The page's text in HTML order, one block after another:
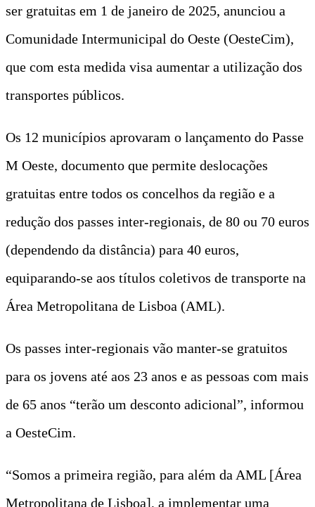
ser gratuitas em 1 de janeiro de 2025, anunciou a
Comunidade Intermunicipal do Oeste (OesteCim),
que com esta medida visa aumentar a utilização dos
transportes públicos.
Os 12 municípios aprovaram o lançamento do Passe
M Oeste, documento que permite deslocações
gratuitas entre todos os concelhos da região e a
redução dos passes inter-regionais, de 80 ou 70 euros
(dependendo da distância) para 40 euros,
equiparando-se aos títulos coletivos de transporte na
Área Metropolitana de Lisboa (AML).
Os passes inter-regionais vão manter-se gratuitos
para os jovens até aos 23 anos e as pessoas com mais
de 65 anos “terão um desconto adicional”, informou
a OesteCim.
“Somos a primeira região, para além da AML [Área
Metropolitana de Lisboa], a implementar uma